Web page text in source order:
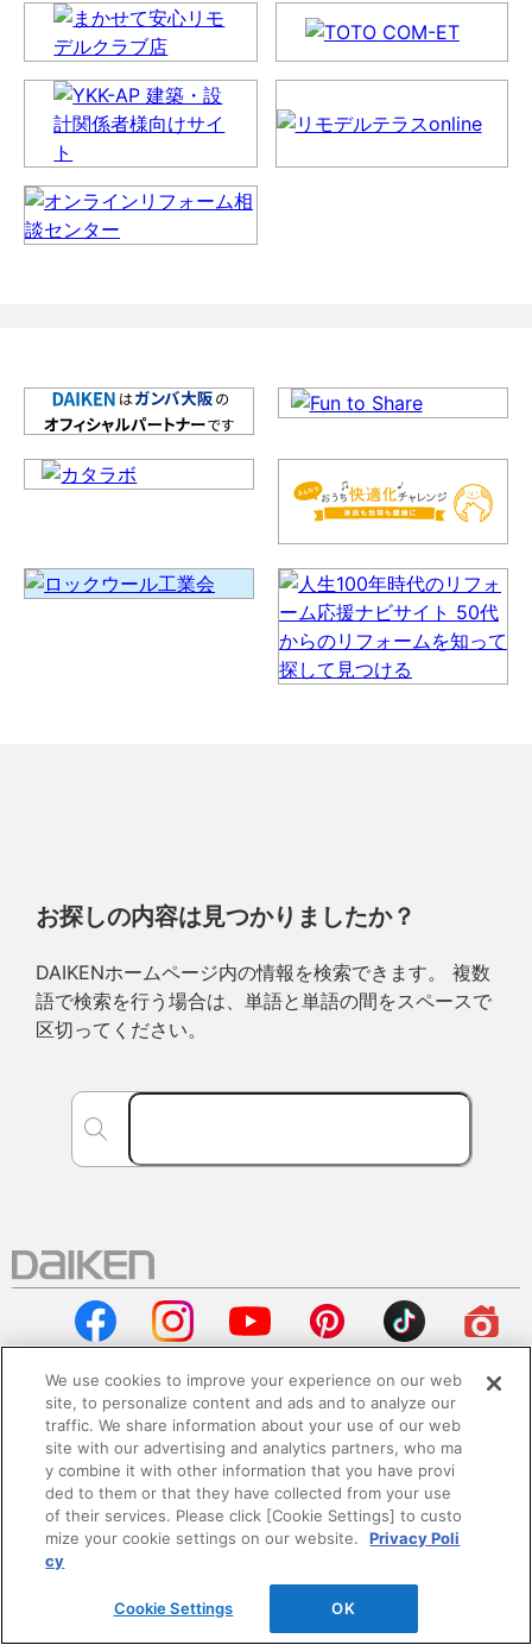
お探しの内容は見つかりましたか？
DAIKENホームページ内の情報を検索できます。 複数
語で検索を行う場合は、単語と単語の間をスペースで
区切ってください。
会社情報
企業情報
サステナビリティ
We use cookies to improve your experience on our web
site, to personalize content and ads and to analyze our
traffic. We share information about your use of our web
site with our advertising and analytics partners, who ma
y combine it with other information that you have provi
ded to them or that they have collected from your use
of their services. Please click [Cookie Settings] to custo
mize your cookie settings on our website.
Privacy Poli
cy
Cookie Settings OK